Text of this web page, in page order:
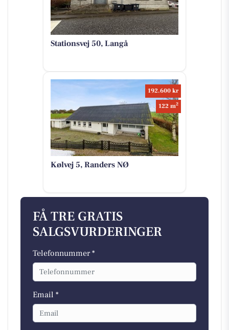
Stationsvej 50, Langå
192.600 kr
122 m2
Kølvej 5, Randers NØ
FÅ TRE GRATIS
SALGSVURDERINGER
Telefonnummer *
Email *